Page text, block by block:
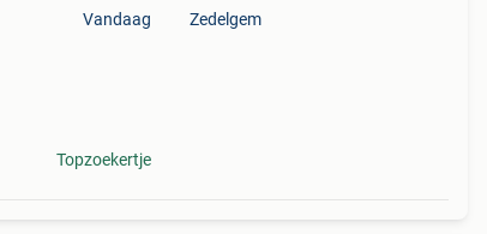
Vandaag
Topzoekertje
Zedelgem